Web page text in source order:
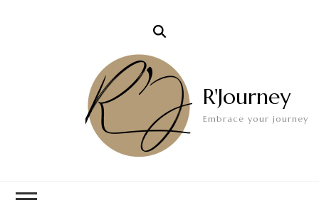
R'Journey
Embrace your journey